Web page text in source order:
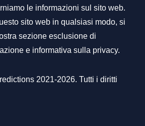
le informazioni sul sito web.
sito web in qualsiasi modo, si
sezione esclusione di
e informativa sulla privacy.
2021-2026. Tutti i diritti